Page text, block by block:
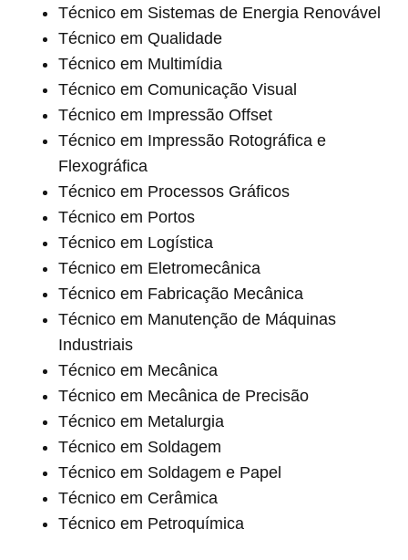
Técnico em Sistemas de Energia Renovável
Técnico em Qualidade
Técnico em Multimídia
Técnico em Comunicação Visual
Técnico em Impressão Offset
Técnico em Impressão Rotográfica e
Flexográfica
Técnico em Processos Gráficos
Técnico em Portos
Técnico em Logística
Técnico em Eletromecânica
Técnico em Fabricação Mecânica
Técnico em Manutenção de Máquinas
Industriais
Técnico em Mecânica
Técnico em Mecânica de Precisão
Técnico em Metalurgia
Técnico em Soldagem
Técnico em Soldagem e Papel
Técnico em Cerâmica
Técnico em Petroquímica